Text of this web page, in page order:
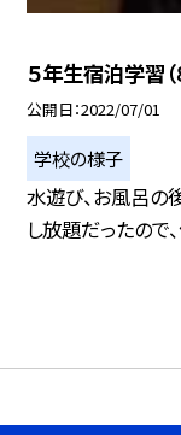
５年生宿泊学習（
公開日 2022/07/01
学校の様子
水遊び、お風呂の
し放題だったので